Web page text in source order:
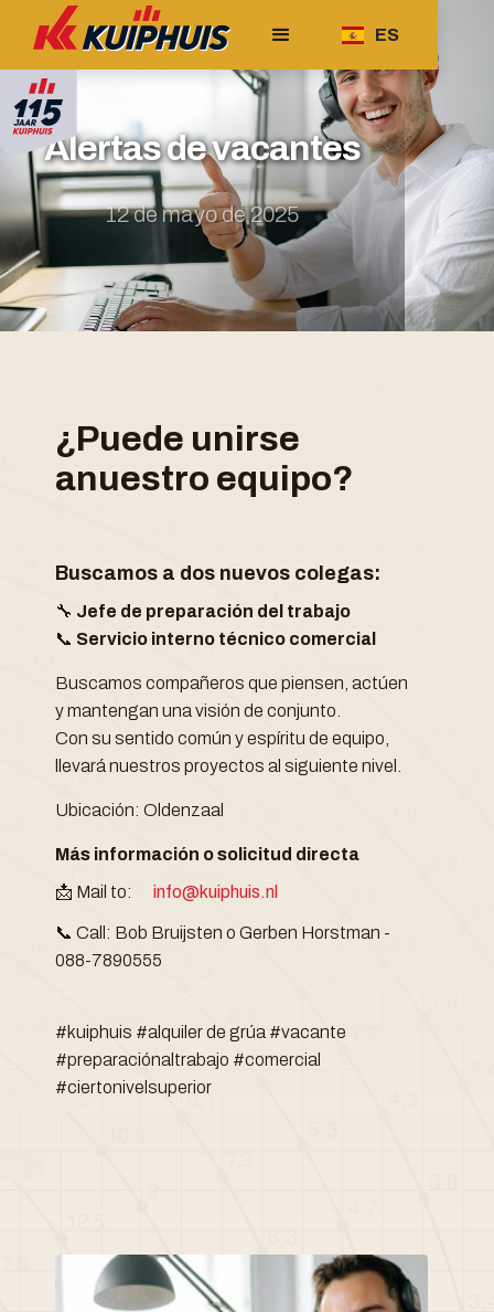
ES
Alertas de vacantes
12 de mayo de 2025
‍¿Puede unirse
anuestro equipo?
Buscamos a dos nuevos colegas:
🔧 Jefe de preparación del trabajo
📞 Servicio interno técnico comercial
Buscamos compañeros que piensen, actúen
y mantengan una visión de conjunto.
Con su sentido común y espíritu de equipo,
llevará nuestros proyectos al siguiente nivel.
Ubicación: Oldenzaal
Más información o solicitud directa
📩 Mail to:
info@kuiphuis.nl
📞 Call: Bob Bruijsten o Gerben Horstman -
088-7890555
#kuiphuis #alquiler de grúa #vacante
#preparaciónaltrabajo #comercial
#ciertonivelsuperior